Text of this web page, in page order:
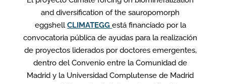
and diversification of the sauropomorph
eggshellCLIMATEGG está financiado por la
convocatoria pública de ayudas para la realización
de proyectos liderados por doctores emergentes,
dentro del Convenio entre la Comunidad de
Madrid y la Universidad Complutense de Madrid